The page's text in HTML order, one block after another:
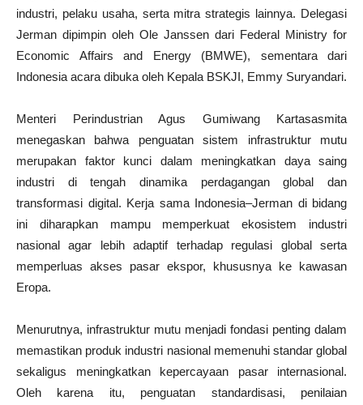
industri, pelaku usaha, serta mitra strategis lainnya. Delegasi
Jerman dipimpin oleh Ole Janssen dari Federal Ministry for
Economic Affairs and Energy (BMWE), sementara dari
Indonesia acara dibuka oleh Kepala BSKJI, Emmy Suryandari.
Menteri Perindustrian Agus Gumiwang Kartasasmita
menegaskan bahwa penguatan sistem infrastruktur mutu
merupakan faktor kunci dalam meningkatkan daya saing
industri di tengah dinamika perdagangan global dan
transformasi digital. Kerja sama Indonesia–Jerman di bidang
ini diharapkan mampu memperkuat ekosistem industri
nasional agar lebih adaptif terhadap regulasi global serta
memperluas akses pasar ekspor, khususnya ke kawasan
Eropa.
Menurutnya, infrastruktur mutu menjadi fondasi penting dalam
memastikan produk industri nasional memenuhi standar global
sekaligus meningkatkan kepercayaan pasar internasional.
Oleh karena itu, penguatan standardisasi, penilaian